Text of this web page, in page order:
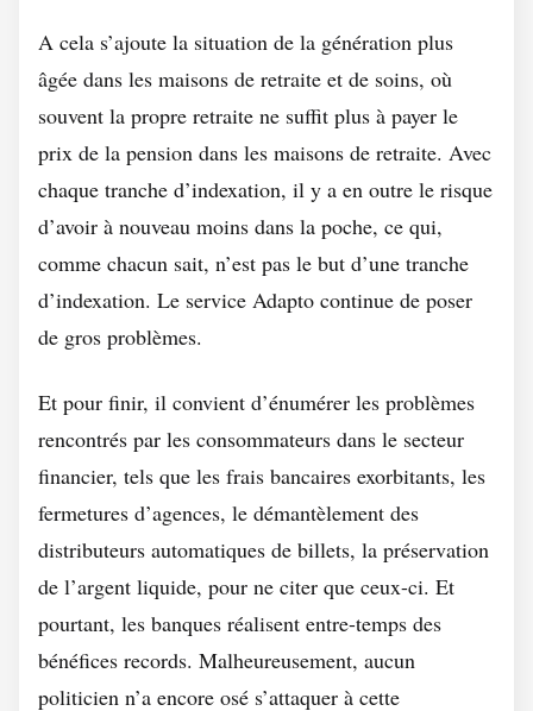
A cela s’ajoute la situation de la génération plus
âgée dans les maisons de retraite et de soins, où
souvent la propre retraite ne suffit plus à payer le
prix de la pension dans les maisons de retraite. Avec
chaque tranche d’indexation, il y a en outre le risque
d’avoir à nouveau moins dans la poche, ce qui,
comme chacun sait, n’est pas le but d’une tranche
d’indexation. Le service Adapto continue de poser
de gros problèmes.
Et pour finir, il convient d’énumérer les problèmes
rencontrés par les consommateurs dans le secteur
financier, tels que les frais bancaires exorbitants, les
fermetures d’agences, le démantèlement des
distributeurs automatiques de billets, la préservation
de l’argent liquide, pour ne citer que ceux-ci. Et
pourtant, les banques réalisent entre-temps des
bénéfices records. Malheureusement, aucun
politicien n’a encore osé s’attaquer à cette